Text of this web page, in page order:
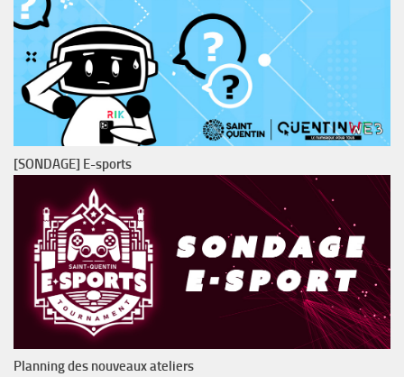
[SONDAGE] E-sports
Planning des nouveaux ateliers